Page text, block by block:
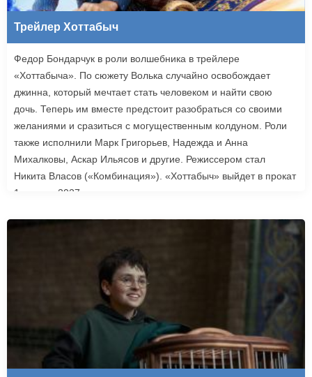
Трейлер Хоттабыч
Федор Бондарчук в роли волшебника в трейлере
«Хоттабыча». По сюжету Волька случайно освобождает
джинна, который мечтает стать человеком и найти свою
дочь. Теперь им вместе предстоит разобраться со своими
желаниями и сразиться с могущественным колдуном. Роли
также исполнили Марк Григорьев, Надежда и Анна
Михалковы, Аскар Ильясов и другие. Режиссером стал
Никита Власов («Комбинация»). «Хоттабыч» выйдет в прокат
1 января 2027 года.